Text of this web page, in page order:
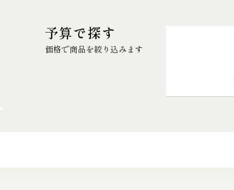
予算で探す
価格で商品を絞り込みます